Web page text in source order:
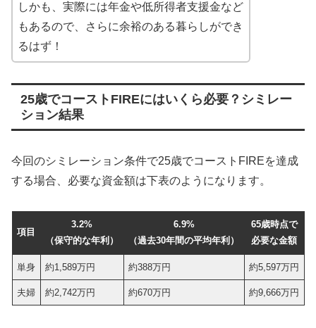
しかも、実際には年金や低所得者支援金など
もあるので、さらに余裕のある暮らしができ
るはず！
25歳でコーストFIREにはいくら必要？シミレー
ション結果
今回のシミレーション条件で25歳でコーストFIREを達成
する場合、必要な資金額は下表のようになります。
項目
3.2%
（保守的な年利）
6.9%
（過去30年間の平均年利）
65歳時点で
必要な金額
単身 約1,589万円 約388万円 約5,597万円
夫婦 約2,742万円 約670万円 約9,666万円